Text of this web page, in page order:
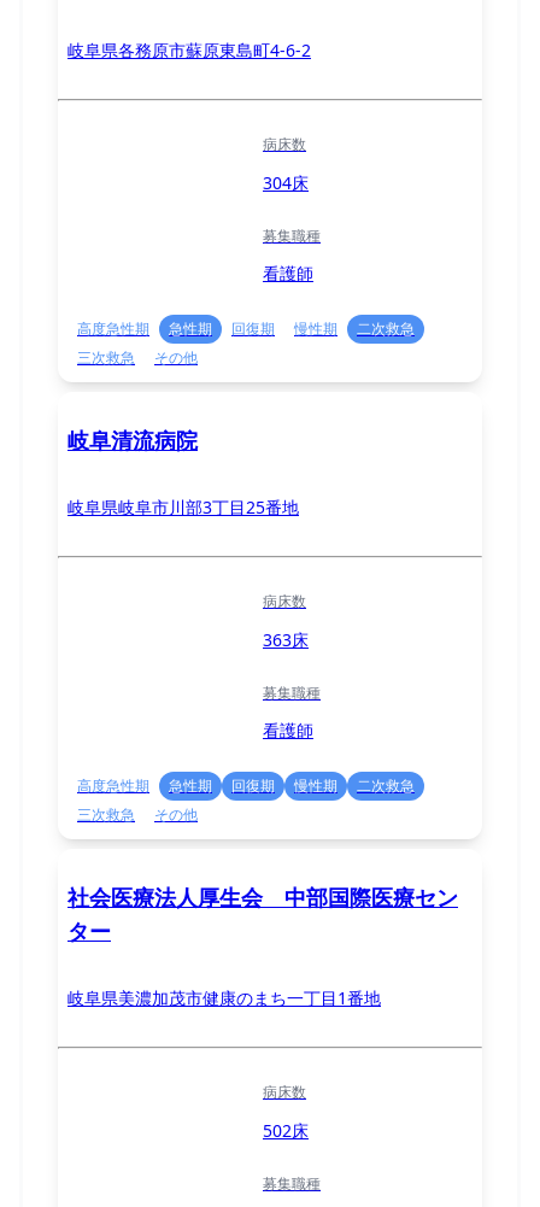
岐阜県各務原市蘇原東島町4-6-2
病床数
304床
募集職種
看護師
高度急性期 急性期 回復期 慢性期
二次救急
三次救急
その他
岐阜清流病院
岐阜県岐阜市川部3丁目25番地
病床数
363床
募集職種
看護師
高度急性期 急性期 回復期 慢性期
二次救急
三次救急
その他
社会医療法人厚生会 中部国際医療セン
ター
岐阜県美濃加茂市健康のまち一丁目1番地
病床数
502床
募集職種